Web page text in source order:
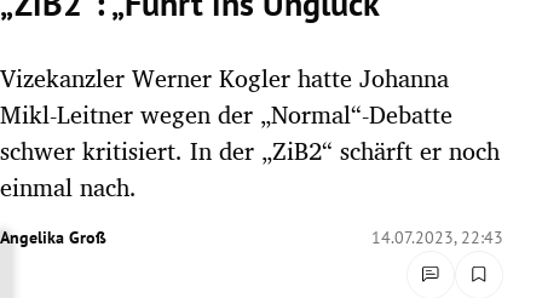
Untermenü
Untermenü
Untermenü
Vizekanzler Werner Kogler hatte Johanna
Mikl-Leitner wegen der „Normal“-Debatte
schwer kritisiert. In der „ZiB2“ schärft er noch
einmal nach.
Angelika Groß 14.07.2023, 22:43